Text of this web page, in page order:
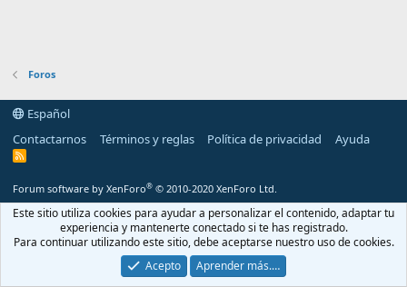
Foros
Español
Contactarnos
Términos y reglas Política de privacidad Ayuda
R
Forum software by XenForo® © 2010-2020 XenForo Ltd.
Este sitio utiliza cookies para ayudar a personalizar el contenido, adaptar tu
experiencia y mantenerte conectado si te has registrado.
Para continuar utilizando este sitio, debe aceptarse nuestro uso de cookies.
Acepto
Aprender más.…